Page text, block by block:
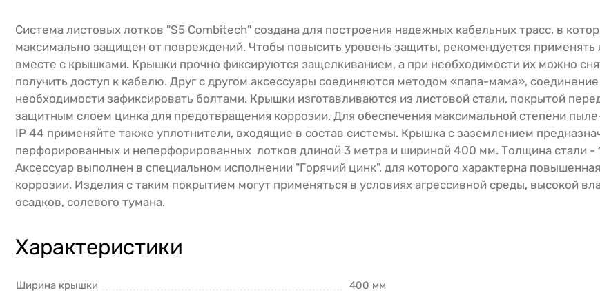
Система листовых лотков "S5 Combitech" создана для построения надежных кабельных трасс, в
максимально защищен от повреждений. Чтобы повысить уровень защиты, рекомендуется применять
вместе с крышками. Крышки прочно фиксируются защелкиванием, а при необходимости их можно
получить доступ к кабелю. Друг с другом аксессуары соединяются методом «папа-мама»,
необходимости зафиксировать болтами. Крышки изготавливаются из листовой стали, покрытой
защитным слоем цинка для предотвращения коррозии. Для обеспечения максимальной степени
IP 44 применяйте также уплотнители, входящие в состав системы. Крышка с заземлением
перфорированных и неперфорированных лотков длиной 3 метра и шириной 400 мм. Толщина стали -
Аксессуар выполнен в специальном исполнении "Горячий цинк", для которого характерна
коррозии. Изделия с таким покрытием могут применяться в условиях агрессивной среды, высокой
осадков, солевого тумана.
Характеристики
Ширина крышки 400 мм